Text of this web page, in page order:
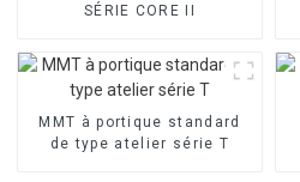
SÉRIE CORE II
MMT à portique standard
de type atelier série T